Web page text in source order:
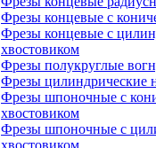
Фрезы концевые с
Фрезы концевые с
хвостовиком
Фрезы полукруглые
Фрезы цилиндрические
Фрезы шпоночные с
хвостовиком
Фрезы шпоночные с
хвостовиком